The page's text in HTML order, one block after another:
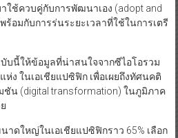
ใช้ควบคู่กับการพัฒนาเอง (adopt and
ร้อมกับการร่นระยะเวลาที่ใช้ในการเตรี
นี้ให้ข้อมูลที่น่าสนใจจากซีไอโอรวม
ง ในเอเชียแปซิฟิก เพื่อเผยถึงทัศนคติ
น (digital transformation) ในภูมิภาค
ดใหญ่ในเอเชียแปซิฟิกราว 65% เลือก